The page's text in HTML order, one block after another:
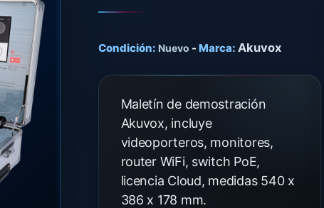
Condición: Nuevo - Marca: Akuvox
Maletín de demostración
Akuvox, incluye
videoporteros, monitores,
router WiFi, switch PoE,
licencia Cloud, medidas 540 x
386 x 178 mm.